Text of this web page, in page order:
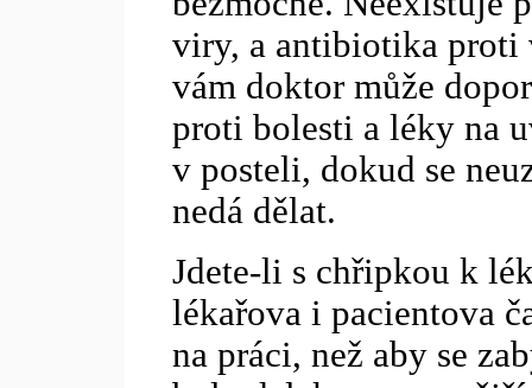
viry, a antibiotika proti
vám doktor může
proti bolesti a léky na
v posteli, dokud se
nedá dělat.
Jdete-li s chřipkou k
lékařova i pacientova
na práci, než aby se